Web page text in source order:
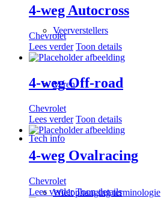
Veerverstellers
Veren
Tech info
Wielophanging terminologie
4-weg Autocross
Chevrolet
Lees verder Toon details
4-weg Off-road
Chevrolet
Lees verder Toon details
4-weg Ovalracing
Chevrolet
Lees verder Toon details